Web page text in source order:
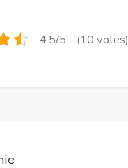
4.5/5 - (10 votes)